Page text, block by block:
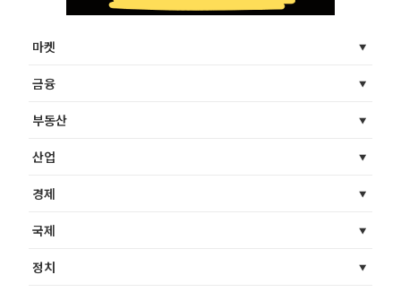
마켓
금융
부동산
산업
경제
국제
정치